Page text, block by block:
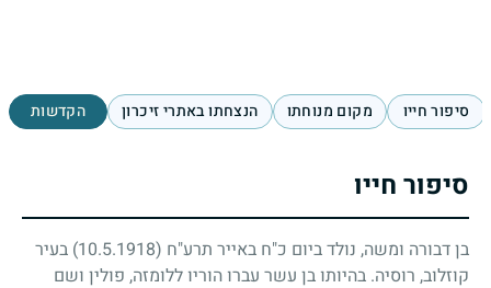
סיפור חייו מקום מנוחתו הנצחתו באתרי זיכרון הקדשות
סיפור חייו
בן דבורה ומשה, נולד ביום כ"ח באייר תרע"ח (10.5.1918)
בעיר
קוזלוב, רוסיה. בהיותו בן עשר עברו הוריו ללומזה, פולין ושם